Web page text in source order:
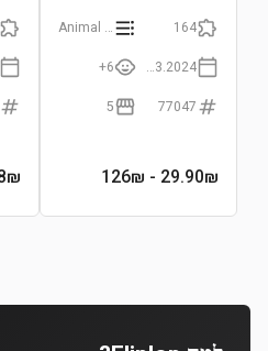
164
6+
77047
5
29.90₪
- 126₪
₪